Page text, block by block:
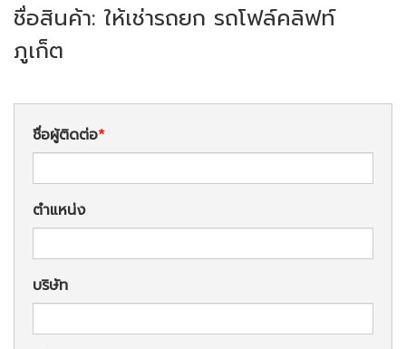
ชื่อสินค้า: ให้เช่ารถยก รถโฟล์คลิฟท์
ภูเก็ต
ชื่อผู้ติดต่อ
ตำแหน่ง
บริษัท